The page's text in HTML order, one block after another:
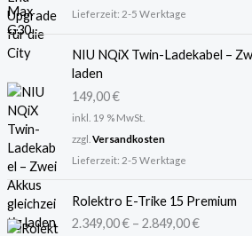
Lieferzeit: 2-5 Werktage
NIU NQiX Twin-Ladekabel –
laden
149,00€
inkl. 19 % MwSt.
zzgl. Versandkosten
Lieferzeit: 2-5 Werktage
Rolektro E-Trike 15 Premium
2.349,00€– 2.849,00€